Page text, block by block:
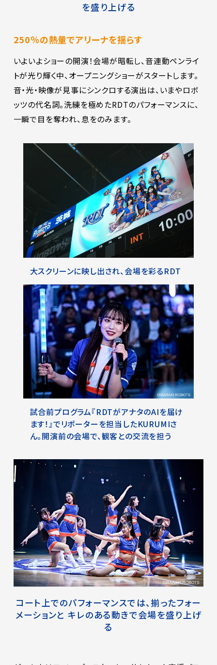
を盛り上げる
250％の熱量でアリーナを揺らす
いよいよショーの開演！会場が暗転し、音連動ペンライ
トが光り輝く中、オープニングショーがスタートします。
音・光・映像が見事にシンクロする演出は、いまやロボ
ッツの代名詞。洗練を極めたRDTのパフォーマンスに、
一瞬で目を奪われ、息をのみます。
大スクリーンに映し出され、会場を彩るRDT
試合前プログラム『RDTがアナタのAIを届け
ます！』でリポーターを担当したKURUMIさ
ん。開演前の会場で、観客との交流を担う
コート上でのパフォーマンスでは、揃ったフォー
メーションと キレのある動きで会場を盛り上げ
る